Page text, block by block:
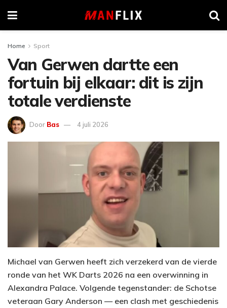
Home Sport
Van Gerwen dartte een
fortuin bij elkaar: dit is zijn
totale verdienste
Door Bas 4 juli 2026
Michael van Gerwen heeft zich verzekerd van de vierde
ronde van het WK Darts 2026 na een overwinning in
Alexandra Palace. Volgende tegenstander: de Schotse
veteraan Gary Anderson — een clash met geschiedenis